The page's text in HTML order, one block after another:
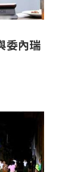
委內瑞